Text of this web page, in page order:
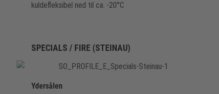
kuldefleksibel ned til ca. -20°C
SPECIALS / FIRE (STEINAU)
Ydersålen